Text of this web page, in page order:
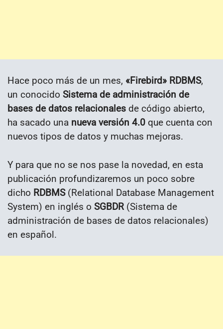
Hace poco más de un mes, «Firebird» RDBMS,
un conocido Sistema de administración de
bases de datos relacionales de código abierto,
ha sacado una nueva versión 4.0 que cuenta con
nuevos tipos de datos y muchas mejoras.
Y para que no se nos pase la novedad, en esta
publicación profundizaremos un poco sobre
dicho RDBMS (Relational Database Management
System) en inglés o SGBDR (Sistema de
administración de bases de datos relacionales)
en español.